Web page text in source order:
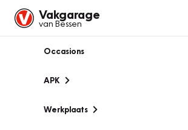
Vakgarage
van Bessen
Occasions
APK
Werkplaats